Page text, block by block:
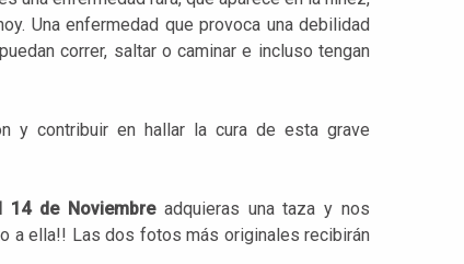
Una enfermedad que provoca una debilidad
correr, saltar o caminar e incluso tengan
y contribuir en hallar la cura de esta grave
14 de Noviembreadquieras una taza y nos
a ella!! Las dos fotos más originales recibirán